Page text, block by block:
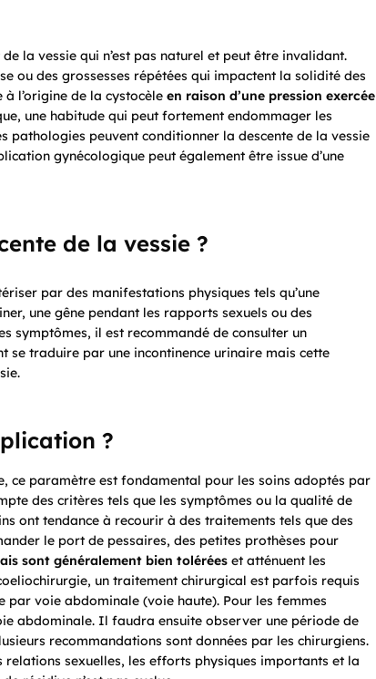
la vessie qui n’est pas naturel et peut être invalidant.
ou des grossesses répétées qui impactent la solidité des
à l’origine de la cystocèle en raison d’une pression exercée
une habitude qui peut fortement endommager les
pathologies peuvent conditionner la descente de la vessie
gynécologique peut également être issue d’une
de la vessie ?
par des manifestations physiques tels qu’une
une gêne pendant les rapports sexuels ou des
symptômes, il est recommandé de consulter un
se traduire par une incontinence urinaire mais cette
?
ce paramètre est fondamental pour les soins adoptés par
des critères tels que les symptômes ou la qualité de
ont tendance à recourir à des traitements tels que des
le port de pessaires, des petites prothèses pour
sont généralement bien tolérées et atténuent les
un traitement chirurgical est parfois requis
voie abdominale (voie haute). Pour les femmes
abdominale. Il faudra ensuite observer une période de
recommandations sont données par les chirurgiens.
sexuelles, les efforts physiques importants et la